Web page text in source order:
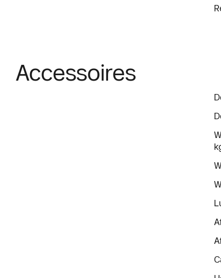
Accessoires